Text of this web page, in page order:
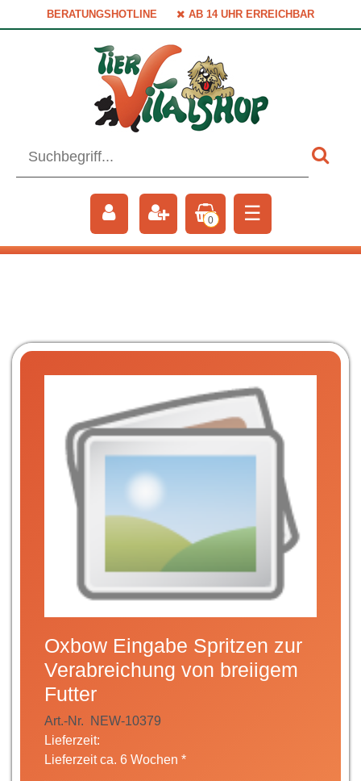
BERATUNGSHOTLINE AB 14 UHR ERREICHBAR
0 ☰
Oxbow Eingabe Spritzen zur
Verabreichung von breiigem
Futter
Art.-Nr.
NEW-10379
Lieferzeit:
Lieferzeit ca. 6 Wochen *